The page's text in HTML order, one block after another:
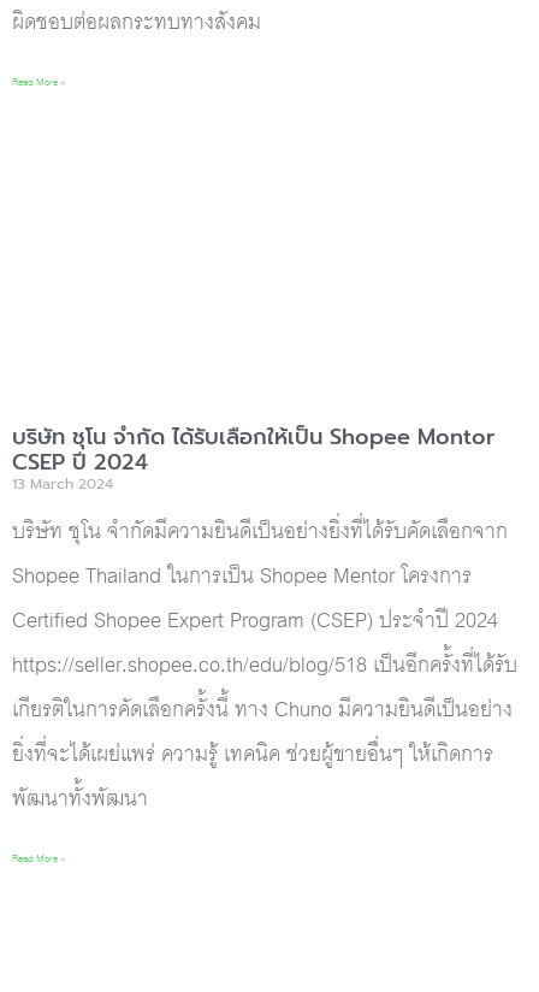
ผิดชอบต่อผลกระทบทางสังคม
Read More »
บริษัท ชุโน จำกัด ได้รับเลือกให้เป็น Shopee Montor
CSEP ปี 2024
13 March 2024
บริษัท ชุโน จำกัดมีความยินดีเป็นอย่างยิ่งที่ได้รับคัดเลือกจาก
Shopee Thailand ในการเป็น Shopee Mentor โครงการ
Certified Shopee Expert Program (CSEP) ประจำปี 2024
https://seller.shopee.co.th/edu/blog/518 เป็นอีกครั้งที่ได้รับ
เกียรติในการคัดเลือกครั้งนี้ ทาง Chuno มีความยินดีเป็นอย่าง
ยิ่งที่จะได้เผย่แพร่ ความรู้ เทคนิค ช่วยผู้ขายอื่นๆ ให้เกิดการ
พัฒนาทั้งพัฒนา
Read More »